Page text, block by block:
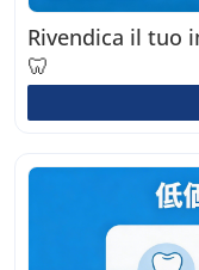
Rivendica il tuo
🦷